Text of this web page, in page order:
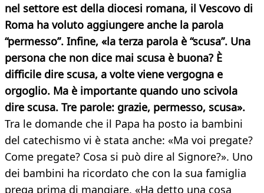
nel settore est della diocesi romana, il Vescovo di
Roma ha voluto aggiungere anche la parola
“permesso”. Infine, «la terza parola è “scusa”. Una
persona che non dice mai scusa è buona? È
difficile dire scusa, a volte viene vergogna e
orgoglio. Ma è importante quando uno scivola
dire scusa. Tre parole: grazie, permesso, scusa».
Tra le domande che il Papa ha posto ia bambini
del catechismo vi è stata anche: «Ma voi pregate?
Come pregate? Cosa si può dire al Signore?». Uno
dei bambini ha ricordato che con la sua famiglia
prega prima di mangiare. «Ha detto una cosa